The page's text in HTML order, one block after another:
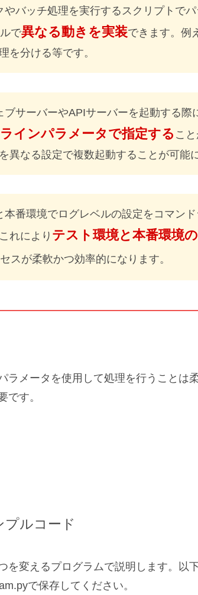
やバッチ処理を実行するスクリプトで
で異なる動きを実装できます。例
を分ける等です。
ブサーバーやAPIサーバーを起動する際
インパラメータで指定する こ
異なる設定で複数起動することが可能
本番環境でログレベルの設定をコマン
れにより テスト環境と本番環境
スが柔軟かつ効率的になります。
ラメータを使用して処理を行うことは
です。
ルコード
を変えるプログラムで説明します。以
で保存してください。